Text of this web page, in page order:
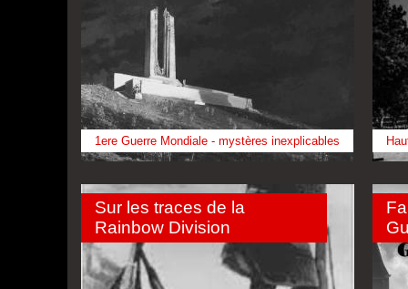
1ere Guerre Mondiale - mystères inexplicables
Sur les traces de la
Rainbow Division